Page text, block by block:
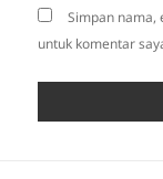
Simpan nama,
untuk komentar